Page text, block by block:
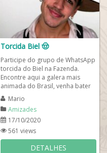
Torcida Biel 🤠
Participe do grupo de WhatsApp
torcida do Biel na Fazenda.
Encontre aqui a galera mais
animada do Brasil, venha bater
aquele papo com a gente, dar
muita risada...
Mario
Amizades
17/10/2020
561 views
DETALHES